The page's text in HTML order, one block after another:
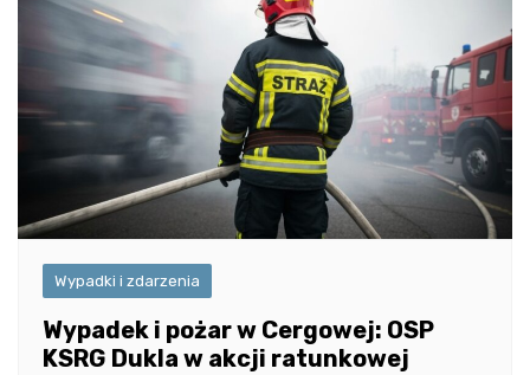
Wypadki i zdarzenia
Wypadek i pożar w Cergowej: OSP
KSRG Dukla w akcji ratunkowej